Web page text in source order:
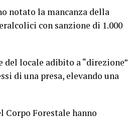
notato la mancanza della
con sanzione di 1.000
locale adibito a “direzione”
di una presa, elevando una
Corpo Forestale hanno